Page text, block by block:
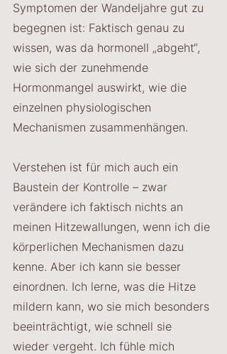
Symptomen der Wandeljahre gut zu
begegnen ist: Faktisch genau zu
wissen, was da hormonell „abgeht“,
wie sich der zunehmende
Hormonmangel auswirkt, wie die
einzelnen physiologischen
Mechanismen zusammenhängen.
Verstehen ist für mich auch ein
Baustein der Kontrolle – zwar
verändere ich faktisch nichts an
meinen Hitzewallungen, wenn ich die
körperlichen Mechanismen dazu
kenne. Aber ich kann sie besser
einordnen. Ich lerne, was die Hitze
mildern kann, wo sie mich besonders
beeinträchtigt, wie schnell sie
wieder vergeht. Ich fühle mich